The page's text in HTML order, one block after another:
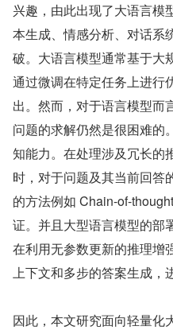
兴趣，由此出现了大语言模
本生成、情感分析、对话系
破。大语言模型通常基于大
通过微调在特定任务上进行
出。然而，对于语言模型而
问题的求解仍然是很困难的
知能力。在处理涉及冗长的
时，对于问题及其当前回答
的方法例如 Chain-of-
证。并且大型语言模型的部
在利用无参数更新的推理增
上下文和多步的答案生成，
因此，本文研究面向轻量化